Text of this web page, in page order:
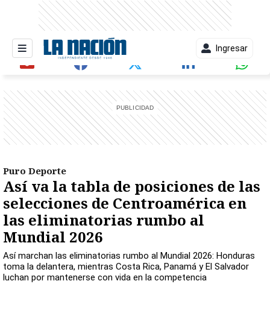
Ingresar
Puro Deporte
Así va la tabla de posiciones de las
selecciones de Centroamérica en
las eliminatorias rumbo al
Mundial 2026
Así marchan las eliminatorias rumbo al Mundial 2026: Honduras
toma la delantera, mientras Costa Rica, Panamá y El Salvador
luchan por mantenerse con vida en la competencia